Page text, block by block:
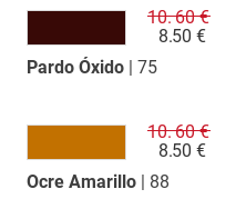
Pardo Óxido| 75
10.60 €
8.50 €
Ocre Amarillo| 88
10.60 €
8.50 €